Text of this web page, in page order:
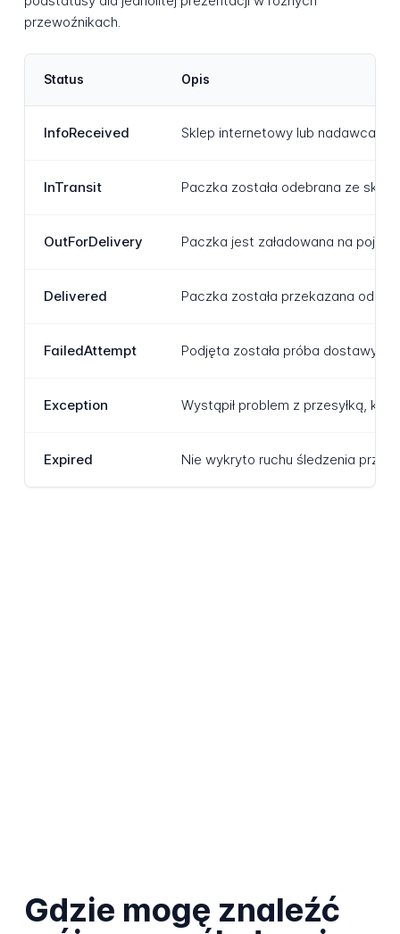
przewoźnikach.
Status Opis
InfoReceived Sklep internetowy lub nadawca
InTransit Paczka została odebrana ze
OutForDelivery Paczka jest załadowana na
Delivered Paczka została przekazana
FailedAttempt Podjęta została próba dostawy,
Exception Wystąpił problem z przesyłką,
Expired Nie wykryto ruchu śledzenia
Gdzie mogę znaleźć